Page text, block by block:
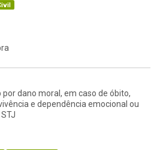
dano moral, em caso de óbito,
e dependência emocional ou